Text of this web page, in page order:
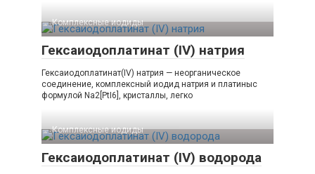
Комплексные иодиды‎
Гексаиодоплатинат (IV) натрия
Гексаиодоплатинат(IV) натрия — неорганическое
соединение, комплексный иодид натрия и платиныс
формулой Na2[PtI6], кристаллы, легко
Комплексные иодиды‎
Гексаиодоплатинат (IV) водорода